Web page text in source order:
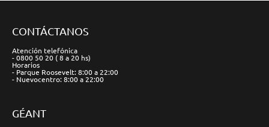
CONTÁCTANOS
Atención telefónica
- 0800 50 20 ( 8 a 20 hs)
Horarios
- Parque Roosevelt: 8:00 a 22:00
- Nuevocentro: 8:00 a 22:00
GÉANT